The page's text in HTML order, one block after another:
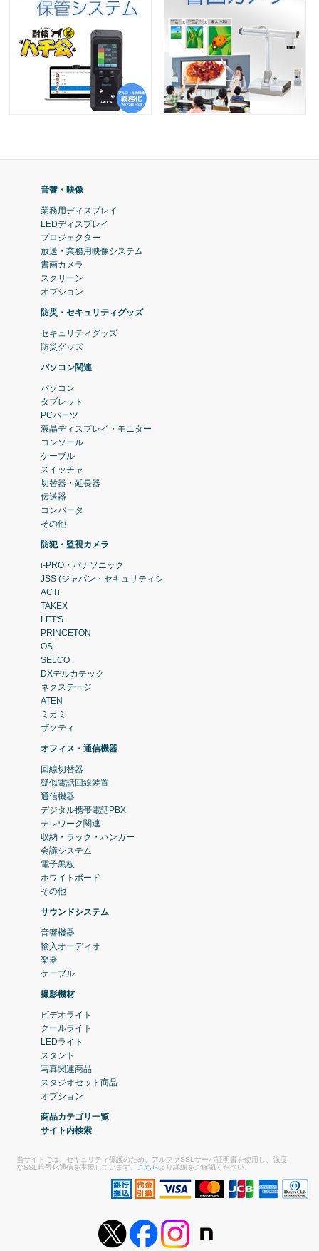
音響・映像
業務用ディスプレイ
LEDディスプレイ
プロジェクター
放送・業務用映像システム
書画カメラ
スクリーン
オプション
防災・セキュリティグッズ
セキュリティグッズ
防災グッズ
パソコン関連
パソコン
タブレット
PCパーツ
液晶ディスプレイ・モニター
コンソール
ケーブル
スイッチャ
切替器・延長器
伝送器
コンバータ
その他
防犯・監視カメラ
i-PRO・パナソニック
JSS (ジャパン・セキュリティシステム)
ACTi
TAKEX
LET'S
PRINCETON
OS
SELCO
DXデルカテック
ネクステージ
ATEN
ミカミ
ザクティ
オフィス・通信機器
回線切替器
疑似電話回線装置
通信機器
デジタル携帯電話PBX
テレワーク関連
収納・ラック・ハンガー
会議システム
電子黒板
ホワイトボード
その他
サウンドシステム
音響機器
輸入オーディオ
楽器
ケーブル
撮影機材
ビデオライト
クールライト
LEDライト
スタンド
写真関連商品
スタジオセット商品
オプション
商品カテゴリ一覧
サイト内検索
当サイトでは、セキュリティ保護のため、アルファSSLサーバ証明書を使用し、強度
なSSL暗号化通信を実現しています。
こちら より詳細をご確認ください。